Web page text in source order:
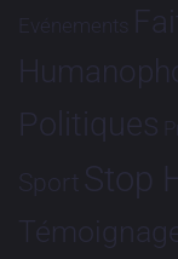
Evénements
Politiques
Sport Stop